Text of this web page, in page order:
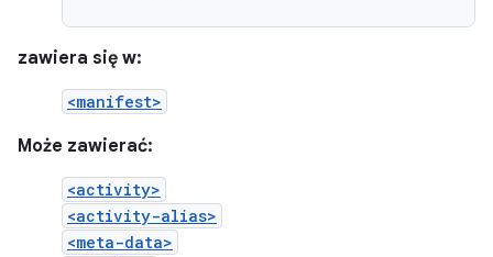
zawiera się w:
<manifest>
Może zawierać:
<activity>
<activity-alias>
<meta-data>